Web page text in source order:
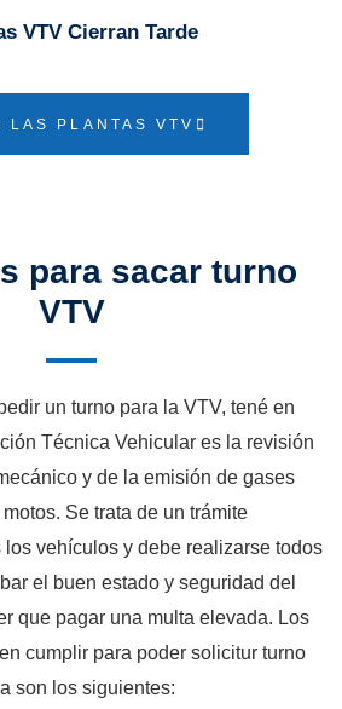
VTV Cierran Tarde
LAS PLANTAS VTV
para sacar turno
VTV
un turno para la VTV, tené en
Técnica Vehicular es la revisión
y de la emisión de gases
Se trata de un trámite
vehículos y debe realizarse todos
el buen estado y seguridad del
que pagar una multa elevada. Los
cumplir para poder solicitur turno
son los siguientes: